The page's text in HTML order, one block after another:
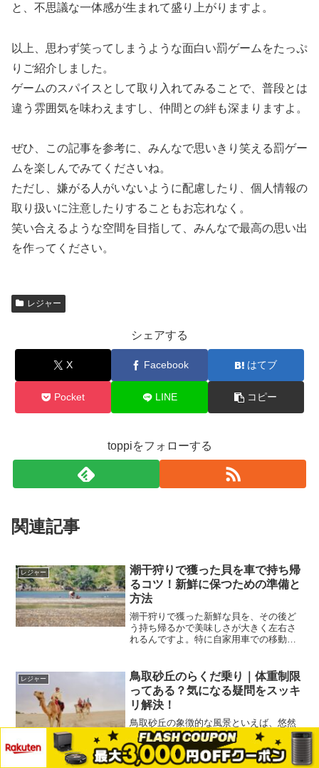
と、不思議な一体感が生まれて盛り上がりますよ。
以上、思わず笑ってしまうような面白い罰ゲームをたっぷ
りご紹介しました。
ゲームのスパイスとして取り入れてみることで、普段とは
違う雰囲気を味わえますし、仲間との絆も深まりますよ。
ぜひ、この記事を参考に、みんなで思いきり笑える罰ゲー
ムを楽しんでみてくださいね。
ただし、嫌がる人がいないように配慮したり、個人情報の
取り扱いに注意したりすることもお忘れなく。
笑い合えるような空間を目指して、みんなで最高の思い出
を作ってください。
レジャー
シェアする
X Facebook はてブ
Pocket LINE コピー
toppiをフォローする
関連記事
レジャー
潮干狩りで獲った貝を車で持ち帰
るコツ！新鮮に保つための準備と
方法
潮干狩りで獲った新鮮な貝を、その後ど
う持ち帰るかで美味しさが大きく左右さ
れるんですよ。特に自家用車での移動の
ってしまったり、車内を汚してしまった
りすることがあります。そこ...
レジャー
鳥取砂丘のらくだ乗り｜体重制限
ってある？気になる疑問をスッキ
リ解決！
鳥取砂丘の象徴的な風景といえば、悠然
と歩くらくだの姿ですよね。砂丘観光で
人気の「らくだ乗り体験」ですが、実際
に挑戦しようと思うと「体重制限はある
ホーム 検索 トップ サイドバー